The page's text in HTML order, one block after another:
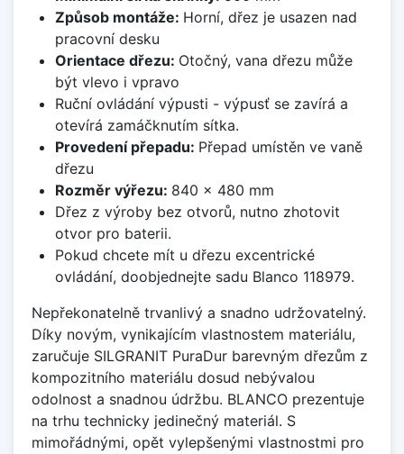
Způsob montáže: Horní, dřez je usazen nad
pracovní desku
Orientace dřezu: Otočný, vana dřezu může
být vlevo i vpravo
Ruční ovládání výpusti - výpusť se zavírá a
otevírá zamáčknutím sítka.
Provedení přepadu: Přepad umístěn ve vaně
dřezu
Rozměr výřezu: 840 x 480 mm
Dřez z výroby bez otvorů, nutno zhotovit
otvor pro baterii.
Pokud chcete mít u dřezu excentrické
ovládání, doobjednejte sadu Blanco 118979.
Nepřekonatelně trvanlivý a snadno udržovatelný.
Díky novým, vynikajícím vlastnostem materiálu,
zaručuje SILGRANIT PuraDur barevným dřezům z
kompozitního materiálu dosud nebývalou
odolnost a snadnou údržbu. BLANCO prezentuje
na trhu technicky jedinečný materiál. S
mimořádnými, opět vylepšenými vlastnostmi pro